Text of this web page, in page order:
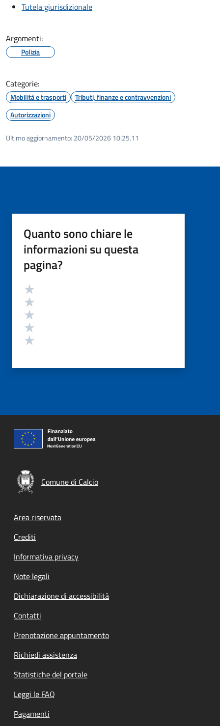
Tutela giurisdizionale
Argomenti:
Polizia
Categorie:
Mobilità e trasporti
Tributi, finanze e contravvenzioni
Autorizzazioni
Ultimo aggiornamento: 20/05/2026 10:25.11
Quanto sono chiare le
informazioni su questa
pagina?
Valutazione
Comune di Calcio
Footer menu
Area riservata
Crediti
Informativa privacy
Note legali
Dichiarazione di accessibilità
Contatti
Prenotazione appuntamento
Richiedi assistenza
Statistiche del portale
Leggi le FAQ
Pagamenti